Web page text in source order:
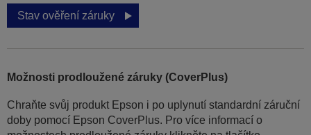
Stav ověření záruky
Možnosti prodloužené záruky (CoverPlus)
Chraňte svůj produkt Epson i po uplynutí standardní záruční
doby pomocí Epson CoverPlus. Pro více informací o